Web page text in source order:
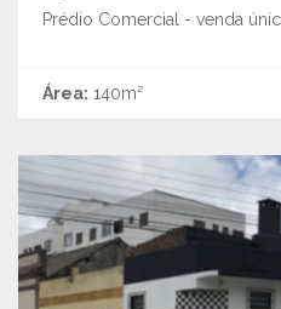
Prédio Comercial - venda
Área: 140m²